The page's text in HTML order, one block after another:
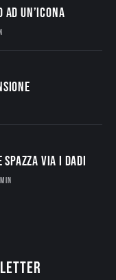
un’Icona
via i dadi